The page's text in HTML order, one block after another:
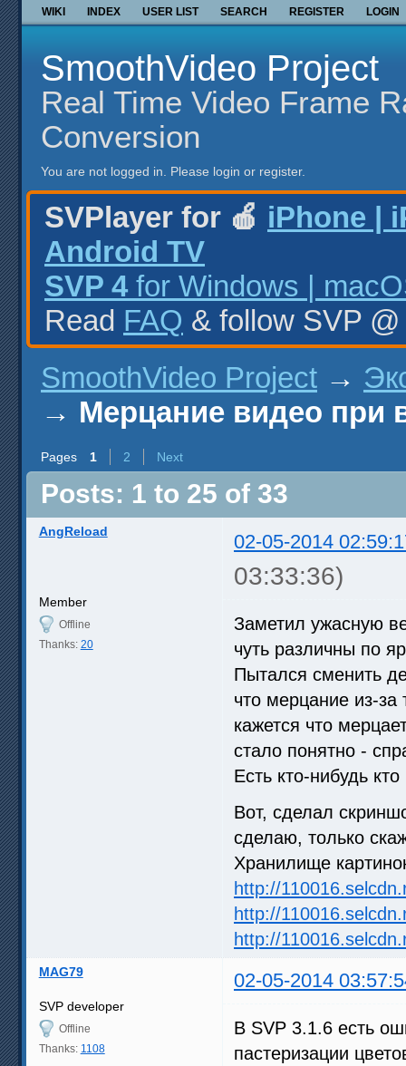
WIKI INDEX USER LIST SEARCH REGISTER LOGIN
SmoothVideo Project
Real Time Video Frame
Conversion
You are not logged in. Please login or register.
SVPlayer for 🍎 iPhone |
Android TV
SVP 4 for Windows |
Read FAQ & follow SVP
SmoothVideo Project →
→ Мерцание видео при
Pages 1 2 Next
Posts: 1 to 25 of 33
AngReload 02-05-2014
03:33:36)
Member
Offline
Thanks: 20
Заметил ужасную
чуть различны по
Пытался сменить
что мерцание из-за
кажется что
стало понятно -
Есть кто-нибудь
Вот, сделал
сделаю, только
Хранилище
http://
http://
http://
MAG79 02-05-2014
SVP developer
Offline
Thanks: 1108
В SVP 3.1.6 есть
пастеризации